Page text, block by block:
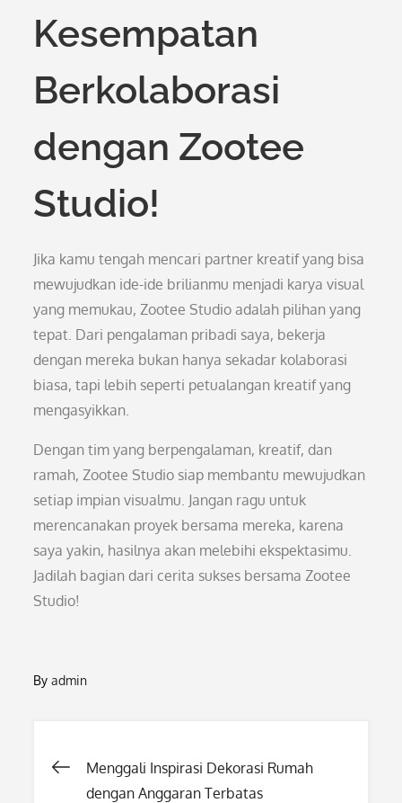
Kesempatan
Berkolaborasi
dengan Zootee
Studio!
Jika kamu tengah mencari partner kreatif yang bisa
mewujudkan ide-ide brilianmu menjadi karya visual
yang memukau, Zootee Studio adalah pilihan yang
tepat. Dari pengalaman pribadi saya, bekerja
dengan mereka bukan hanya sekadar kolaborasi
biasa, tapi lebih seperti petualangan kreatif yang
mengasyikkan.
Dengan tim yang berpengalaman, kreatif, dan
ramah, Zootee Studio siap membantu mewujudkan
setiap impian visualmu. Jangan ragu untuk
merencanakan proyek bersama mereka, karena
saya yakin, hasilnya akan melebihi ekspektasimu.
Jadilah bagian dari cerita sukses bersama Zootee
Studio!
Byadmin
Post
Menggali Inspirasi Dekorasi Rumah
dengan Anggaran Terbatas